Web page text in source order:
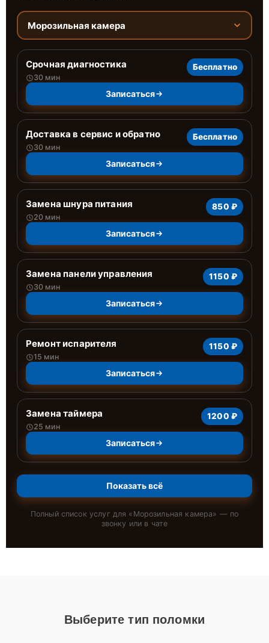
Морозильная камера
Срочная диагностика
30 мин
Бесплатно
Записаться
Доставка в сервис и обратно
30 мин
Бесплатно
Записаться
Замена шнура питания
20 мин
850 ₽
Записаться
Замена панели управления
30 мин
1150 ₽
Записаться
Ремонт испарителя
15 мин
1150 ₽
Записаться
Замена таймера
25 мин
1200 ₽
Записаться
Показать всё
Полный список услуг для « Морозильная камера» — по
звонку или в чате
Выберите тип поломки